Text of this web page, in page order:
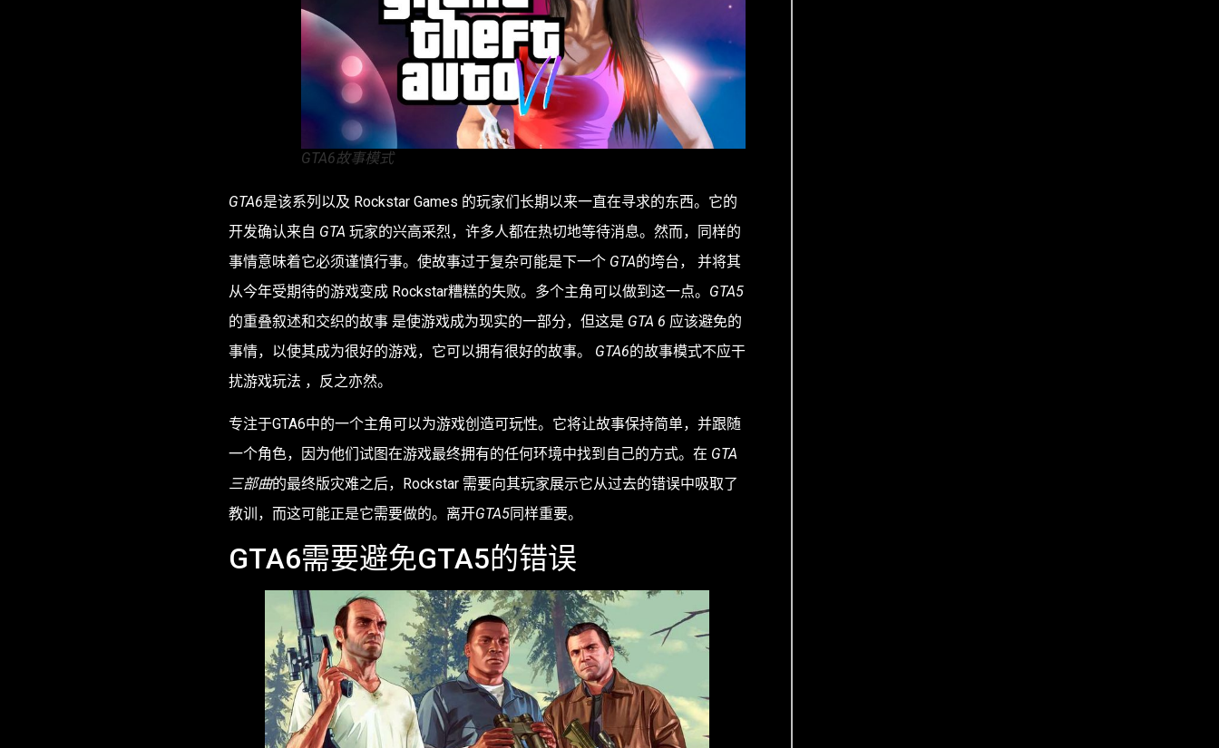
GTA6故事模式
GTA6是该系列以及 Rockstar Games 的玩家们长期以来一直在寻求的东西。它的
开发确认来自 GTA 玩家的兴高采烈，许多人都在热切地等待消息。然而，同样的
事情意味着它必须谨慎行事。使故事过于复杂可能是下一个 GTA的垮台， 并将其
从今年受期待的游戏变成 Rockstar糟糕的失败。多个主角可以做到这一点。 GTA5
的重叠叙述和交织的故事 是使游戏成为现实的一部分，但这是 GTA 6 应该避免的
事情，以使其成为很好的游戏，它可以拥有很好的故事。 GTA6的故事模式不应干
扰游戏玩法 ，反之亦然。
专注于GTA6中的一个主角可以为游戏创造可玩性。它将让故事保持简单，并跟随
一个角色，因为他们试图在游戏最终拥有的任何环境中找到自己的方式。在 GTA
三部曲的最终版灾难之后，Rockstar 需要向其玩家展示它从过去的错误中吸取了
教训，而这可能正是它需要做的。离开GTA5同样重要。
GTA6需要避免GTA5的错误